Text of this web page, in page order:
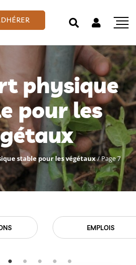
physique
pour les
stable pour les végétaux/Page 7
EVÉNEMENTS